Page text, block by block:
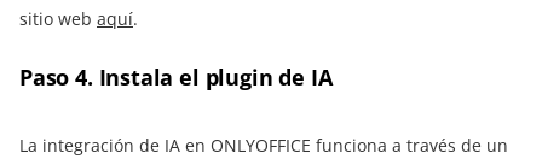
sitio web aquí.
Paso 4. Instala el plugin de IA
La integración de IA en ONLYOFFICE funciona a través de un